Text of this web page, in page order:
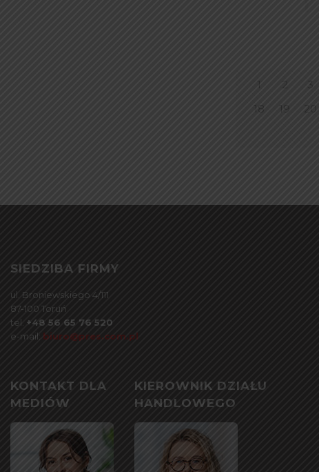
1 2 3
18
19 20
SIEDZIBA FIRMY
ul. Broniewskiego 4/111
87-100 Toruń
tel. +48 56 65 76 520
e-mail: biuro@pres.com.pl
KONTAKT DLA
MEDIÓW
KIEROWNIK DZIAŁU
HANDLOWEGO